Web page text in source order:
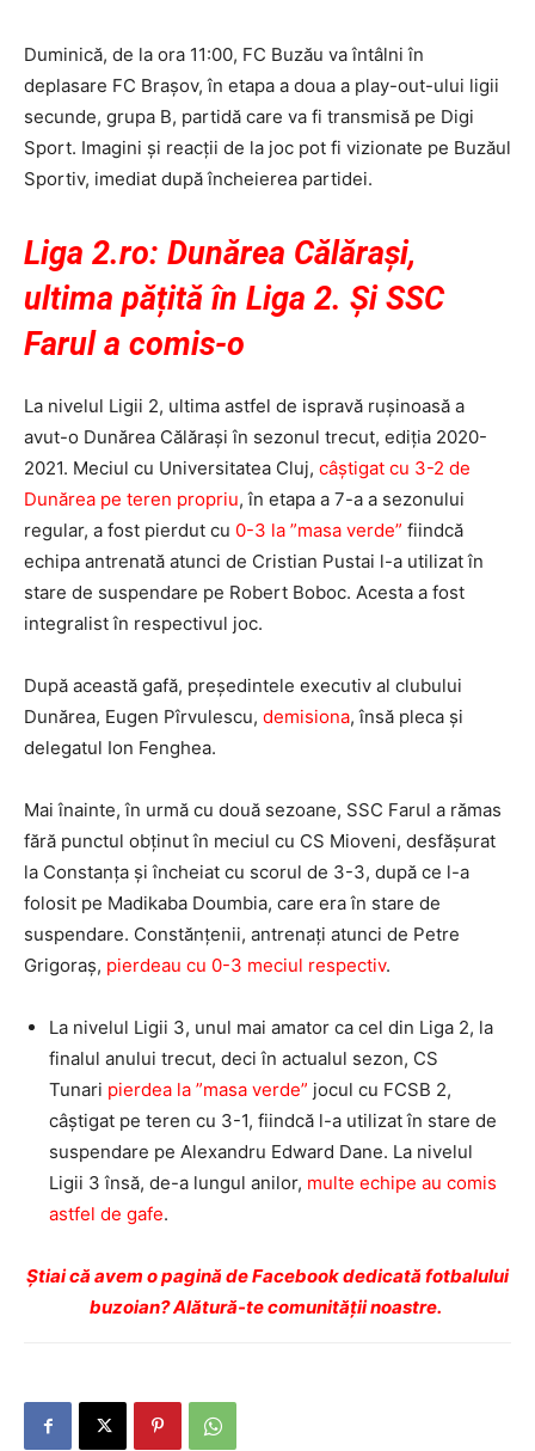
Duminică, de la ora 11:00, FC Buzău va întâlni în
deplasare FC Braşov, în etapa a doua a play-out-ului ligii
secunde, grupa B, partidă care va fi transmisă pe Digi
Sport. Imagini şi reacţii de la joc pot fi vizionate pe Buzăul
Sportiv, imediat după încheierea partidei.
Liga 2.ro: Dunărea Călărași,
ultima pățită în Liga 2. Și SSC
Farul a comis-o
La nivelul Ligii 2, ultima astfel de ispravă rușinoasă a
avut-o Dunărea Călărași în sezonul trecut, ediția 2020-
2021. Meciul cu Universitatea Cluj, câștigat cu 3-2 de
Dunărea pe teren propriu, în etapa a 7-a a sezonului
regular, a fost pierdut cu 0-3 la ”masa verde” fiindcă
echipa antrenată atunci de Cristian Pustai l-a utilizat în
stare de suspendare pe Robert Boboc. Acesta a fost
integralist în respectivul joc.
După această gafă, președintele executiv al clubului
Dunărea, Eugen Pîrvulescu, demisiona, însă pleca și
delegatul Ion Fenghea.
Mai înainte, în urmă cu două sezoane, SSC Farul a rămas
fără punctul obținut în meciul cu CS Mioveni, desfășurat
la Constanța și încheiat cu scorul de 3-3, după ce l-a
folosit pe Madikaba Doumbia, care era în stare de
suspendare. Constănțenii, antrenați atunci de Petre
Grigoraș, pierdeau cu 0-3 meciul respectiv.
La nivelul Ligii 3, unul mai amator ca cel din Liga 2, la
finalul anului trecut, deci în actualul sezon, CS
Tunari pierdea la ”masa verde” jocul cu FCSB 2,
câștigat pe teren cu 3-1, fiindcă l-a utilizat în stare de
suspendare pe Alexandru Edward Dane. La nivelul
Ligii 3 însă, de-a lungul anilor, multe echipe au comis
astfel de gafe.
Ştiai că avem o pagină de Facebook dedicată fotbalului
buzoian? Alătură-te comunității noastre.